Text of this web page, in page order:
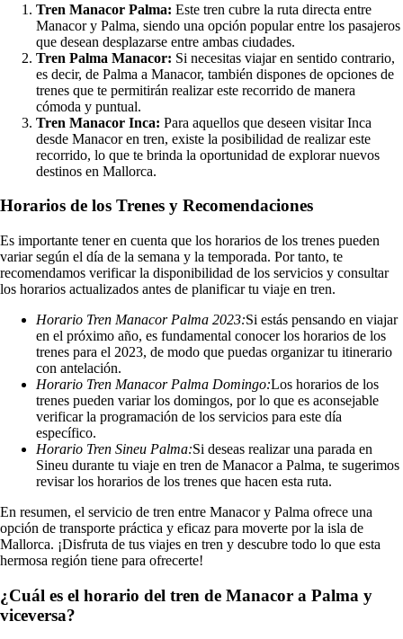
Tren Manacor Palma: Este tren cubre la ruta directa entre
Manacor y Palma, siendo una opción popular entre los pasajeros
que desean desplazarse entre ambas ciudades.
Tren Palma Manacor: Si necesitas viajar en sentido contrario,
es decir, de Palma a Manacor, también dispones de opciones de
trenes que te permitirán realizar este recorrido de manera
cómoda y puntual.
Tren Manacor Inca: Para aquellos que deseen visitar Inca
desde Manacor en tren, existe la posibilidad de realizar este
recorrido, lo que te brinda la oportunidad de explorar nuevos
destinos en Mallorca.
Horarios de los Trenes y Recomendaciones
Es importante tener en cuenta que los horarios de los trenes pueden
variar según el día de la semana y la temporada. Por tanto, te
recomendamos verificar la disponibilidad de los servicios y consultar
los horarios actualizados antes de planificar tu viaje en tren.
Horario Tren Manacor Palma 2023:Si estás pensando en viajar
en el próximo año, es fundamental conocer los horarios de los
trenes para el 2023, de modo que puedas organizar tu itinerario
con antelación.
Horario Tren Manacor Palma Domingo:Los horarios de los
trenes pueden variar los domingos, por lo que es aconsejable
verificar la programación de los servicios para este día
específico.
Horario Tren Sineu Palma:Si deseas realizar una parada en
Sineu durante tu viaje en tren de Manacor a Palma, te sugerimos
revisar los horarios de los trenes que hacen esta ruta.
En resumen, el servicio de tren entre Manacor y Palma ofrece una
opción de transporte práctica y eficaz para moverte por la isla de
Mallorca. ¡Disfruta de tus viajes en tren y descubre todo lo que esta
hermosa región tiene para ofrecerte!
¿Cuál es el horario del tren de Manacor a Palma y
viceversa?